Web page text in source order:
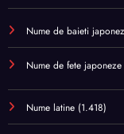
Nume de baieti
Nume de fete japoneze
Nume latine (1.418)